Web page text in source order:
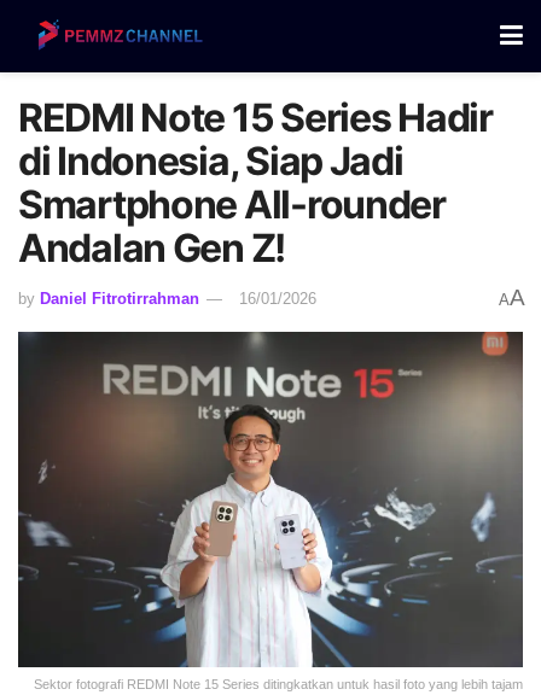
REDMI Note 15 Series Hadir
di Indonesia, Siap Jadi
Smartphone All-rounder
Andalan Gen Z!
by Daniel Fitrotirrahman 16/01/2026 AA
Sektor fotografi REDMI Note 15 Series ditingkatkan untuk hasil foto yang lebih tajam